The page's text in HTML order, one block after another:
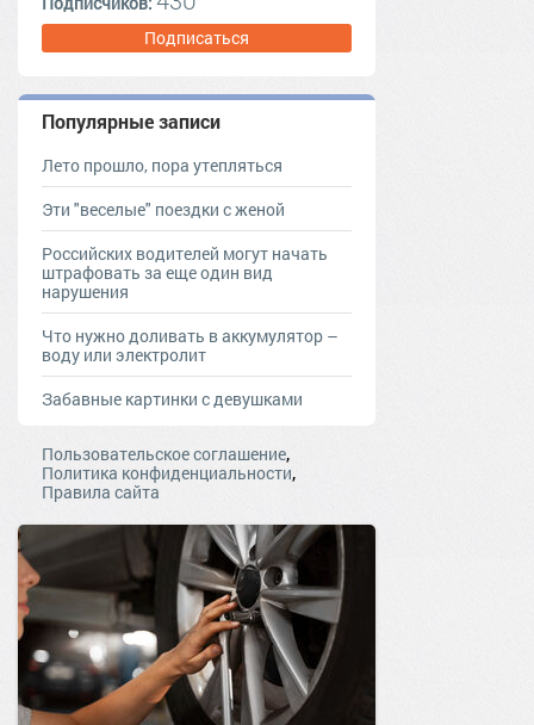
Подписаться
Популярные записи
Лето прошло, пора утепляться
Эти "веселые" поездки с женой
Российских водителей могут начать
штрафовать за еще один вид
нарушения
Что нужно доливать в аккумулятор –
воду или электролит
Забавные картинки с девушками
Пользовательское соглашение,
Политика конфиденциальности,
Правила сайта